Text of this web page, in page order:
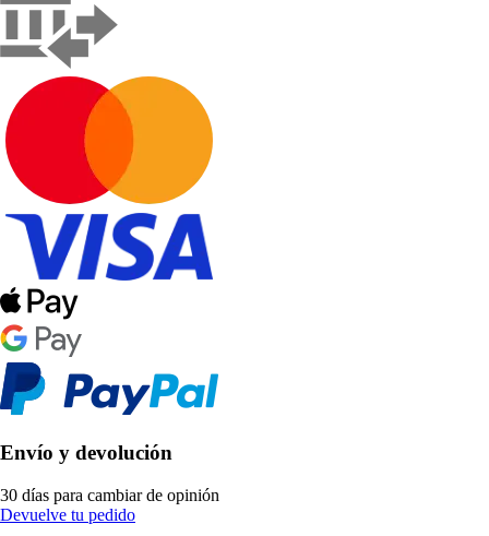
Envío y devolución
30 días para cambiar de opinión
Devuelve tu pedido